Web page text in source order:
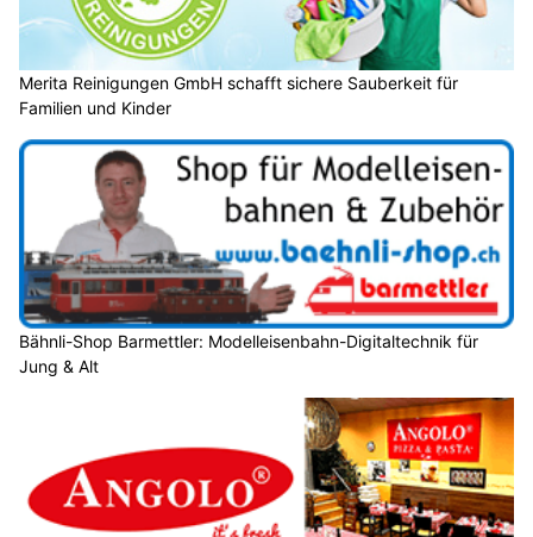
Merita Reinigungen GmbH schafft sichere Sauberkeit für
Familien und Kinder
Bähnli-Shop Barmettler: Modelleisenbahn-Digitaltechnik für
Jung & Alt